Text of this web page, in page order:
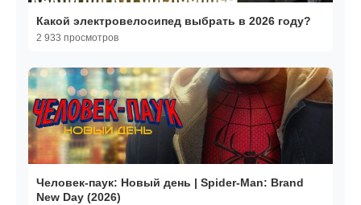
Какой электровелосипед выбрать в 2026 году?
2 933 просмотров
Человек-паук: Новый день | Spider-Man: Brand
New Day (2026)